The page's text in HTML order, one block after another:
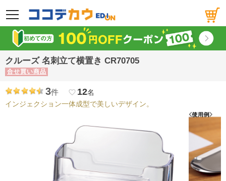
メニュー
クルーズ 名刺立て横置き CR70705
合せ買い商品
3件 favorite_border 12名
インジェクション一体成型で美しいデザイン。